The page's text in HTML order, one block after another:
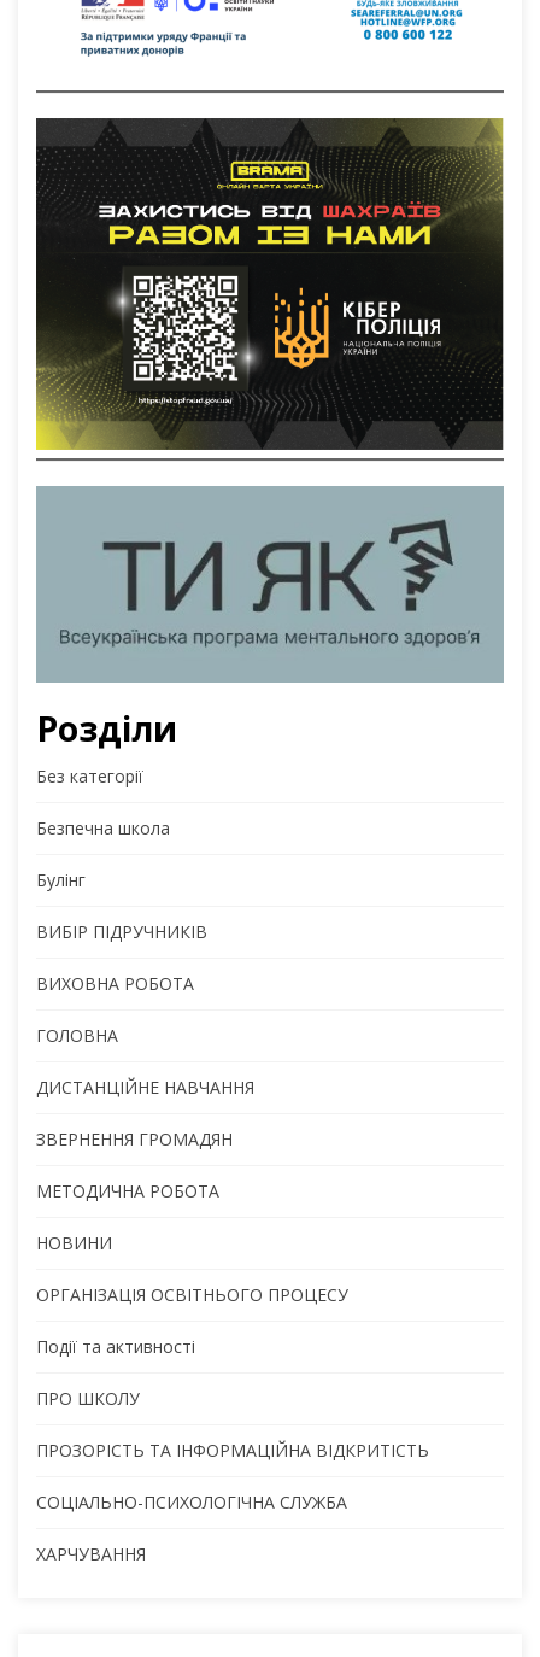
Розділи
Без категорії
Безпечна школа
Булінг
ВИБІР ПІДРУЧНИКІВ
ВИХОВНА РОБОТА
ГОЛОВНА
ДИСТАНЦІЙНЕ НАВЧАННЯ
ЗВЕРНЕННЯ ГРОМАДЯН
МЕТОДИЧНА РОБОТА
НОВИНИ
ОРГАНІЗАЦІЯ ОСВІТНЬОГО ПРОЦЕСУ
Події та активності
ПРО ШКОЛУ
ПРОЗОРІСТЬ ТА ІНФОРМАЦІЙНА ВІДКРИТІСТЬ
СОЦІАЛЬНО-ПСИХОЛОГІЧНА СЛУЖБА
ХАРЧУВАННЯ